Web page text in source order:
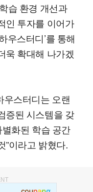
습 환경 개선과
인 투자를 이어가
우스터디’를 통해
욱 확대해 나가겠
우스터디는 오랜
증된 시스템을 갖
별화된 학습 공간
”이라고 밝혔다.